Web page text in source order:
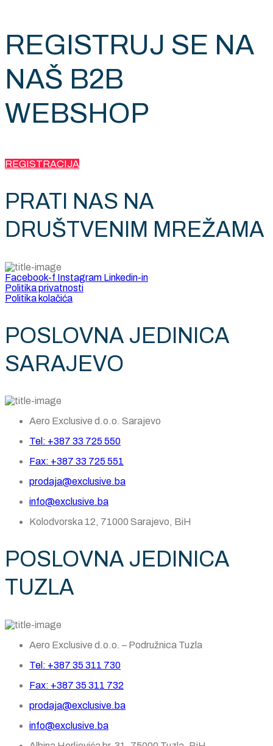
REGISTRUJ SE NA
NAŠ B2B
WEBSHOP
REGISTRACIJA
PRATI NAS NA
DRUŠTVENIM MREŽAMA
Facebook-f Instagram Linkedin-in
Politika privatnosti
Politika kolačića
POSLOVNA JEDINICA
SARAJEVO
Aero Exclusive d.o.o. Sarajevo
Tel: +387 33 725 550
Fax: +387 33 725 551
prodaja@exclusive.ba
info@exclusive.ba
Kolodvorska 12, 71000 Sarajevo, BiH
POSLOVNA JEDINICA
TUZLA
Aero Exclusive d.o.o. – Podružnica Tuzla
Tel: +387 35 311 730
Fax: +387 35 311 732
prodaja@exclusive.ba
info@exclusive.ba